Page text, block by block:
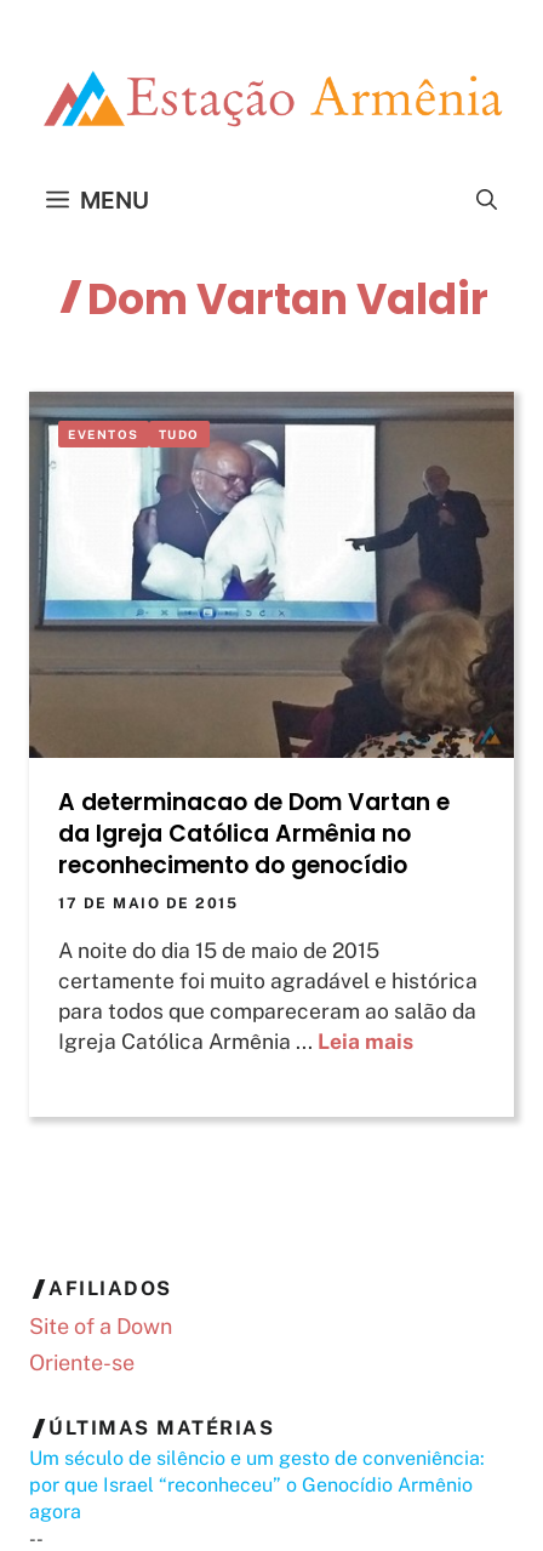
MENU
Dom Vartan Valdir
EVENTOS TUDO
A determinacao de Dom Vartan e
da Igreja Católica Armênia no
reconhecimento do genocídio
17 DE MAIO DE 2015
A noite do dia 15 de maio de 2015
certamente foi muito agradável e histórica
para todos que compareceram ao salão da
Igreja Católica Armênia ... Leia mais
AFILIADOS
Site of a Down
Oriente-se
ÚLTIMAS MATÉRIAS
Um século de silêncio e um gesto de conveniência:
por que Israel “reconheceu” o Genocídio Armênio
agora
--